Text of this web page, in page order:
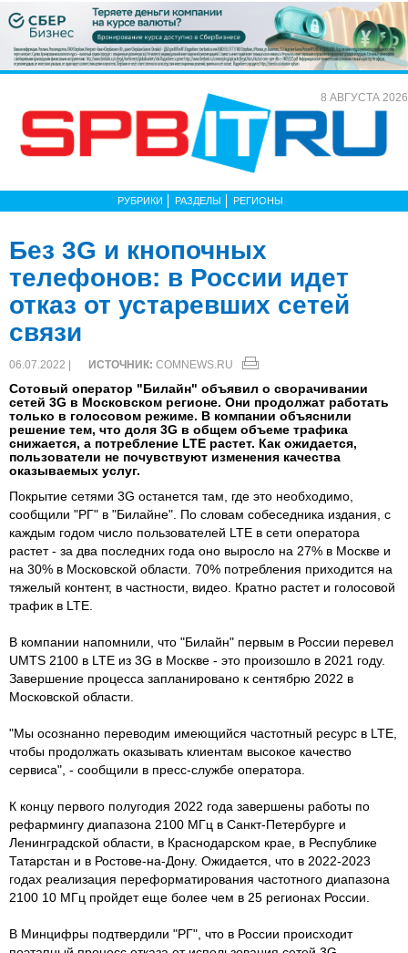
8 АВГУСТА 2026
РУБРИКИ РАЗДЕЛЫ РЕГИОНЫ
Без 3G и кнопочных
телефонов: в России идет
отказ от устаревших сетей
связи
06.07.2022 | ИСТОЧНИК: COMNEWS.RU
Сотовый оператор "Билайн" объявил о сворачивании
сетей 3G в Московском регионе. Они продолжат работать
только в голосовом режиме. В компании объяснили
решение тем, что доля 3G в общем объеме трафика
снижается, а потребление LTE растет. Как ожидается,
пользователи не почувствуют изменения качества
оказываемых услуг.
Покрытие сетями 3G останется там, где это необходимо,
сообщили "РГ" в "Билайне". По словам собеседника издания, с
каждым годом число пользователей LTE в сети оператора
растет - за два последних года оно выросло на 27% в Москве и
на 30% в Московской области. 70% потребления приходится на
тяжелый контент, в частности, видео. Кратно растет и голосовой
трафик в LTE.
В компании напомнили, что "Билайн" первым в России перевел
UMTS 2100 в LTE из 3G в Москве - это произошло в 2021 году.
Завершение процесса запланировано к сентябрю 2022 в
Московской области.
"Мы осознанно переводим имеющийся частотный ресурс в LTE,
чтобы продолжать оказывать клиентам высокое качество
сервиса", - сообщили в пресс-службе оператора.
К концу первого полугодия 2022 года завершены работы по
рефармингу диапазона 2100 МГц в Санкт-Петербурге и
Ленинградской области, в Краснодарском крае, в Республике
Татарстан и в Ростове-на-Дону. Ожидается, что в 2022-2023
годах реализация переформатирования частотного диапазона
2100 10 МГц пройдет еще более чем в 25 регионах России.
В Минцифры подтвердили "РГ", что в России происходит